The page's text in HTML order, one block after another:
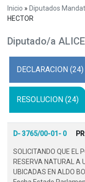
Inicio » Diputados
HECTOR
Diputado/a ALICE
DECLARACION (24)
RESOLUCION (24)
D- 3765/00-01- 0
SOLICITANDO QUE EL
RESERVA NATURAL A
UBICADAS EN ALDO